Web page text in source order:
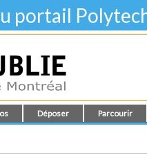
portail
Déposer Parcourir